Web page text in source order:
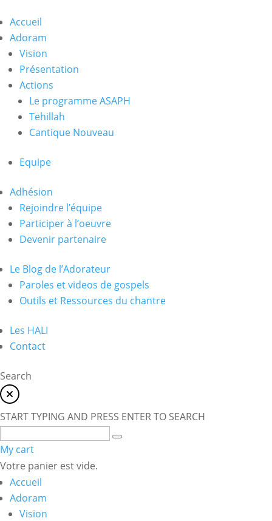
Accueil
Adoram
Vision
Présentation
Actions
Le programme ASAPH
Tehillah
Cantique Nouveau
Equipe
Adhésion
Rejoindre l’équipe
Participer à l’oeuvre
Devenir partenaire
Le Blog de l’Adorateur
Paroles et videos de gospels
Outils et Ressources du chantre
Les HALI
Contact
Search
START TYPING AND PRESS ENTER TO SEARCH
My cart
Votre panier est vide.
Accueil
Adoram
Vision